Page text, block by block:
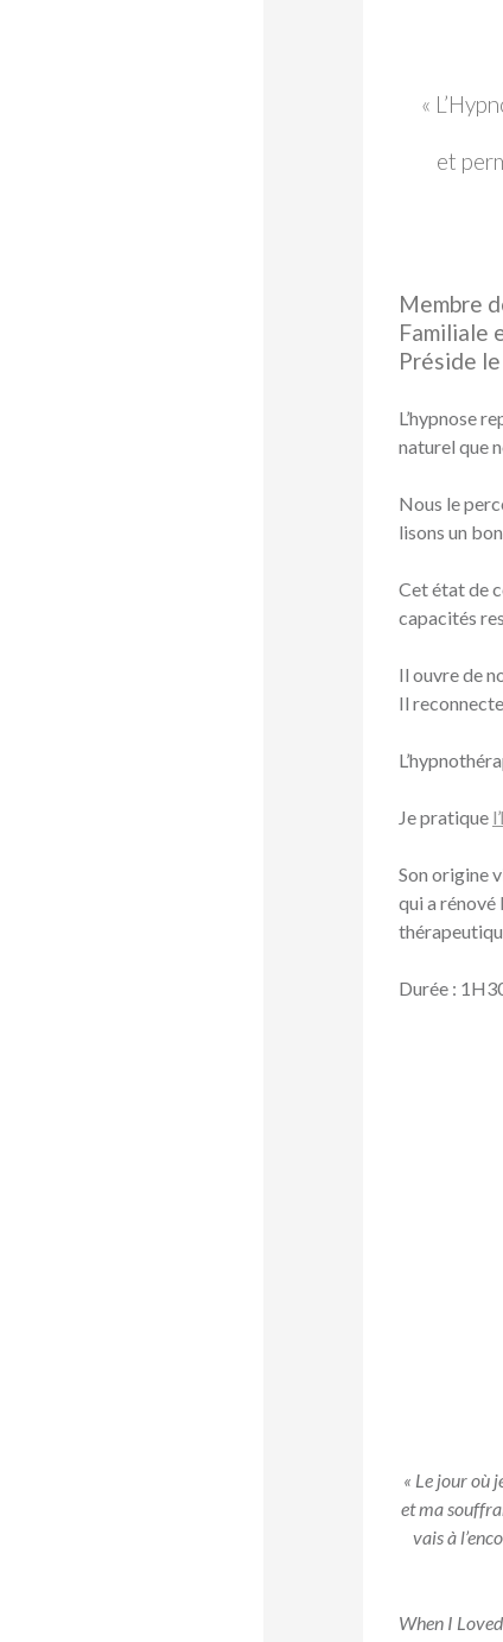
«
et
Membre
Familiale
Préside
L’hypnose
naturel que
Nous le
lisons un
Cet état de
capacités
Il ouvre de
Il
Je pratique
Son origine
qui a rénové
Durée :
« Le jour où
et ma
vais à
When I